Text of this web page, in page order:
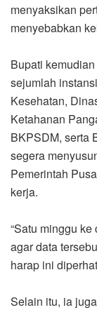
menyaksikan
menyebabkan
Bupati
sejumlah
Kesehatan,
Ketahanan
BKPSDM, serta
segera
Pemerintah
kerja.
“Satu minggu
agar data
harap ini
Selain itu, ia